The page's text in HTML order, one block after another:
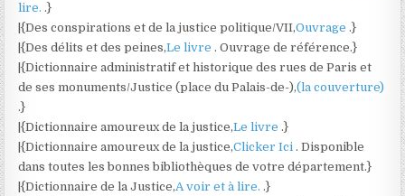
lire..}
|{Des conspirations et de la justice politique/VII,Ouvrage.}
|{Des délits et des peines,Le livre. Ouvrage de référence.}
|{Dictionnaire administratif et historique des rues de Paris et
de ses monuments/Justice (place du Palais-de-),(la couverture)
.}
|{Dictionnaire amoureux de la justice,Le livre.}
|{Dictionnaire amoureux de la justice,Clicker Ici. Disponible
dans toutes les bonnes bibliothèques de votre département.}
|{Dictionnaire de la Justice,A voir et à lire..}